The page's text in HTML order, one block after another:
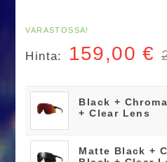
VARASTOSSA!
Hinta: 159,00€
Black +
+ Clear Lens
Matte Black +